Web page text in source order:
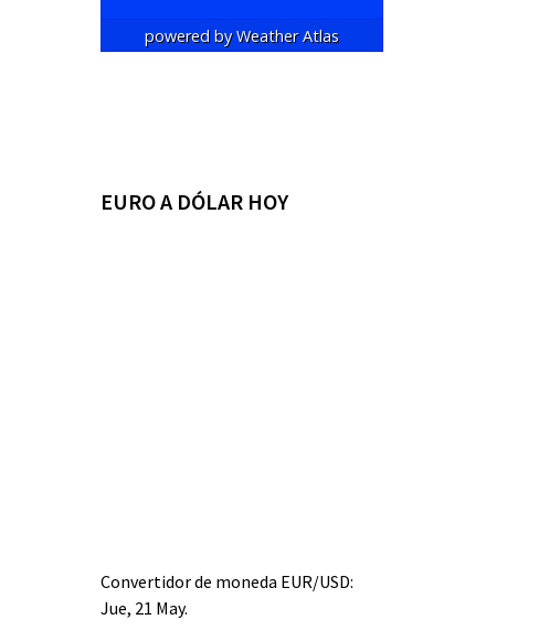
powered byWeather Atlas
EURO A DÓLAR HOY
Convertidor de moneda EUR/USD:
Jue, 21 May.